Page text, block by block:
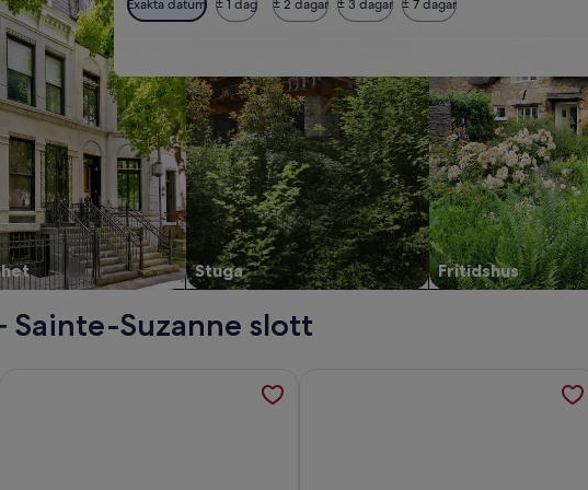
Exakta datum ± 1 dag ± 2 dagar ± 3 dagar ± 7 dagar
Stuga Fritidshus
Sainte-Suzanne slott